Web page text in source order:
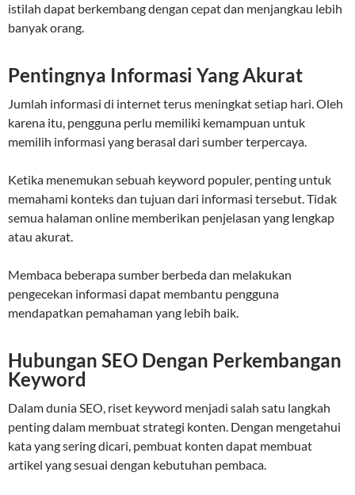
istilah dapat berkembang dengan cepat dan menjangkau lebih
banyak orang.
Pentingnya Informasi Yang Akurat
Jumlah informasi di internet terus meningkat setiap hari. Oleh
karena itu, pengguna perlu memiliki kemampuan untuk
memilih informasi yang berasal dari sumber terpercaya.
Ketika menemukan sebuah keyword populer, penting untuk
memahami konteks dan tujuan dari informasi tersebut. Tidak
semua halaman online memberikan penjelasan yang lengkap
atau akurat.
Membaca beberapa sumber berbeda dan melakukan
pengecekan informasi dapat membantu pengguna
mendapatkan pemahaman yang lebih baik.
Hubungan SEO Dengan Perkembangan
Keyword
Dalam dunia SEO, riset keyword menjadi salah satu langkah
penting dalam membuat strategi konten. Dengan mengetahui
kata yang sering dicari, pembuat konten dapat membuat
artikel yang sesuai dengan kebutuhan pembaca.